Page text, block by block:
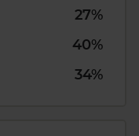
27%
40%
34%